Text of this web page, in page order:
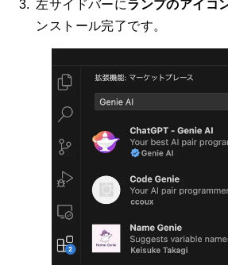
左サイドバーにランプのアイコ
ンストール完了です。